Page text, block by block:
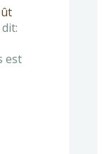
dit:
est